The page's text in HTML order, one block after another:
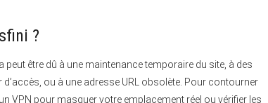
?
peut être dû à une maintenance temporaire du site, à des
ou à une adresse URL obsolète. Pour contourner
VPN pour masquer votre emplacement réel ou vérifier les